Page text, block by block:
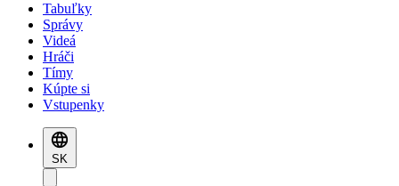
Tabuľky
Správy
Videá
Hráči
Tímy
Kúpte si
Vstupenky
SK